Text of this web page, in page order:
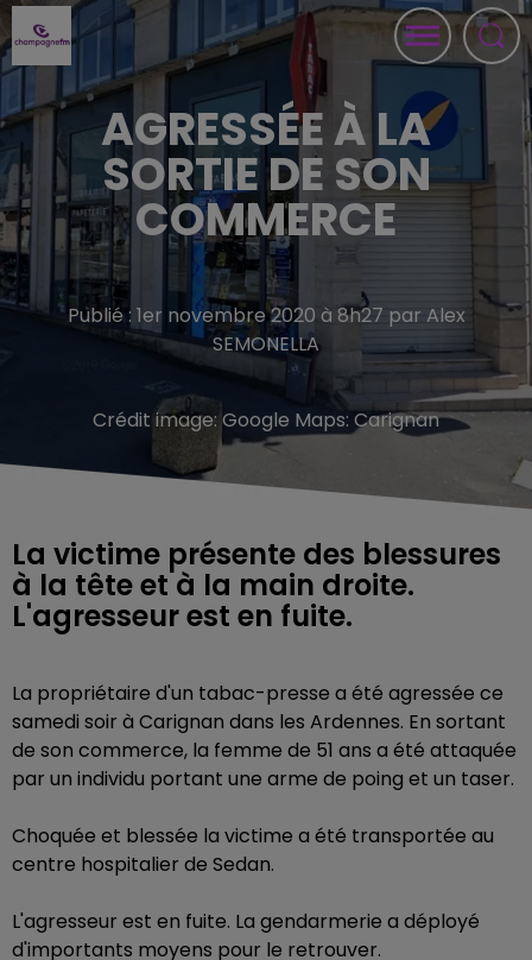
AGRESSÉE À LA
SORTIE DE SON
COMMERCE
Publié : 1er novembre 2020 à 8h27 par Alex
SEMONELLA
Crédit image:Google Maps: Carignan
La victime présente des blessures
à la tête et à la main droite.
L'agresseur est en fuite.
La propriétaire d'un tabac-presse a été agressée ce
samedi soir à Carignan dans les Ardennes. En sortant
de son commerce, la femme de 51 ans a été attaquée
par un individu portant une arme de poing et un taser.
Choquée et blessée la victime a été transportée au
centre hospitalier de Sedan.
L'agresseur est en fuite. La gendarmerie a déployé
d'importants moyens pour le retrouver.